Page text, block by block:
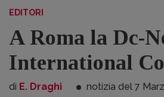
EDITORI
A Roma la Dc-
International
di E. Draghi notizia del 7